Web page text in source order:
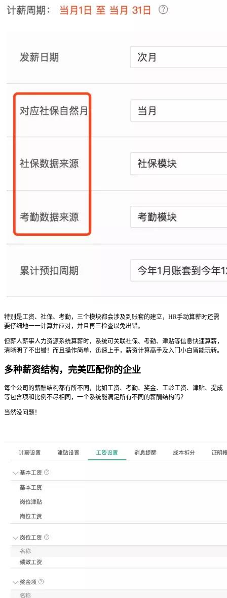
特别是工资、社保、考勤，三个模块都会涉及到账套的建立，HR手动算薪时还需
要仔细地一一计算并应对，并且再三检查以免出错。
但薪人薪事人力资源系统算薪时，系统可关联社保、考勤、津贴等信息快速算薪，
清晰明了不出错！而且操作简单，迅速上手，薪资计算高手及入门小白皆能玩转。
多种薪资结构，完美匹配你的企业
每个公司的薪酬结构都有所不同，比如工资、考勤、奖金、工龄工资、津贴、提成
等包含项和比例不尽相同，一个系统能满足所有不同的薪酬结构吗？
当然没问题！